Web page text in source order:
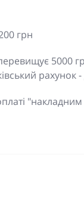
грн
5000
рахунок